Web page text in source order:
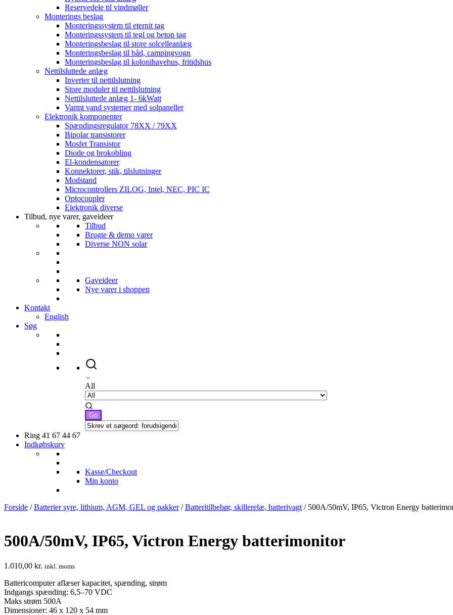
Reservedele til vindmøller
Monterings beslag
Monteringssystem til eternit tag
Monteringssystem til tegl og beton tag
Monteringsbeslag til store solcelleanlæg
Monteringsbeslag til båd, campingvogn
Monteringsbeslag til kolonihavehus, fritidshus
Nettilsluttede anlæg
Inverter til nettilslutning
Store moduler til nettilslutning
Nettilsluttede anlæg 1- 6kWatt
Varmt vand systemer med solpaneller
Elektronik komponenter
Spændingsregulator 78XX / 79XX
Bipolar transistorer
Mosfet Transistor
Diode og brokobling
El-kondensatorer
Konnektorer, stik, tilslutninger
Modstand
Microcontrollers ZILOG, Intel, NEC, PIC IC
Optocoupler
Elektronik diverse
Tilbud, nye varer, gaveideer
Tilbud
Brugte & demo varer
Diverse NON solar
Gaveideer
Nye varer i shoppen
Kontakt
English
Søg
All
Ring 41 67 44 67
Indkøbskurv
Kasse/Checkout
Min konto
Forside /Batterier syre, lithium, AGM, GEL og pakker/Batteritilbehør, skillerelæ, batterivagt / 500A/50mV, IP65, Victron Energy
500A/50mV, IP65, Victron Energy batterimonitor
1.010,00 kr. inkl. moms
Battericomputer aflæser kapacitet, spænding, strøm
Indgangs spænding: 6,5–70 VDC
Maks strøm 500A
Dimensioner: 46 x 120 x 54 mm